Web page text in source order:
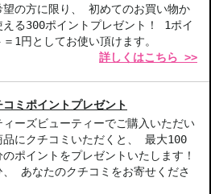
ニュクス プロディジュー フロー
オイル)...即完売の限定品！ピンク
も使用できる万能オイルです。
乾燥を防ぎ、しっとり吸い付くよう
イルは心地よい香りを纏い、リラッ
望の方に限り、 初めてのお買い物か
える300ポイントプレゼント！ 1ポイ
＝1円としてお使い頂けます。
詳しくはこちら >>
コミポイントプレゼント
ィーズビューティーでご購入いただい
品にクチコミいただくと、 最大100
のポイントをプレゼントいたします！
、 あなたのクチコミをお寄せくださ